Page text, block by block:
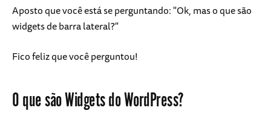
Aposto que você está se perguntando: "Ok, mas o que são
widgets de barra lateral?"
Fico feliz que você perguntou!
O que são Widgets do WordPress?